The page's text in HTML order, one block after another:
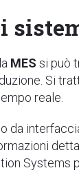
MES si può
Si
reale.
da
Systems